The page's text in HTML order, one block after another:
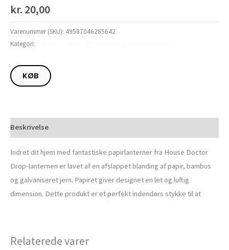
kr. 20,00
Varenummer (SKU): 49587046285642
Kategori:
KØB
Beskrivelse
Indret dit hjem med fantastiske papirlanterner fra House Doctor
Drop-lanternen er lavet af en afslappet blanding af papir, bambus
og galvaniseret jern. Papiret giver designet en let og luftig
dimension. Dette produkt er et perfekt indendørs stykke til at
Relaterede varer